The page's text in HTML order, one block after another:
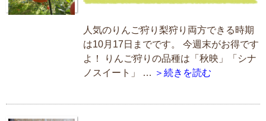
人気のりんご狩り梨狩り両方できる時期
は10月17日までです。 今週末がお得です
よ！ りんご狩りの品種は「秋映」「シナ
ノスイート」 … ＞続きを読む